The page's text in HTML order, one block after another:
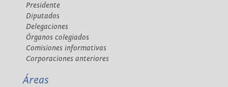
Presidente
Diputados
Delegaciones
Órganos colegiados
Comisiones informativas
Corporaciones anteriores
Áreas